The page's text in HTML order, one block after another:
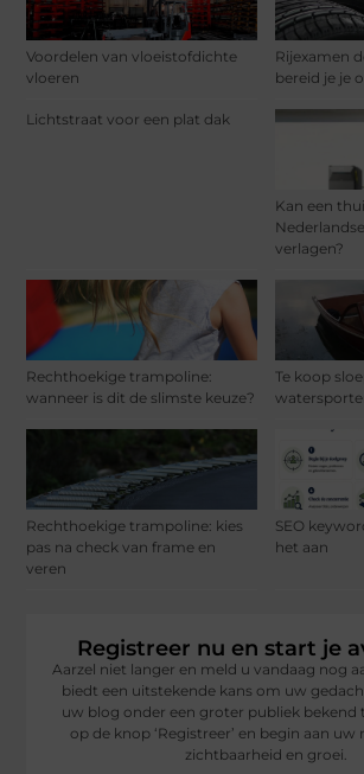
Voordelen van vloeistofdichte
vloeren
Rijexamen
bereid je je
Lichtstraat voor een plat dak
Kan een
verlagen?
Rechthoekige trampoline:
wanneer is dit de slimste keuze?
Te koop
Rechthoekige trampoline: kies
pas na check van frame en
veren
SEO
het aan
Registreer nu en start je
Aarzel niet langer en meld u vandaag nog
biedt een uitstekende kans om uw
uw blog onder een groter publiek bekend
op de knop ‘Registreer’ en begin aan uw
zichtbaarheid en groei.